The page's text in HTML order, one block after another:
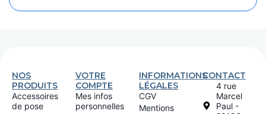
NOS
PRODUITS
Accessoires
de pose
VOTRE
COMPTE
Mes infos
personnelles
INFORMATIONS
LÉGALES
CGV
Mentions
CONTACT
4 rue
Marcel
Paul -